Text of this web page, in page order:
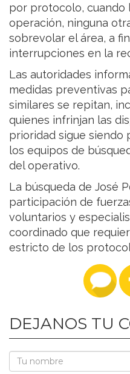
por protocolo, cuando
operación, ninguna
sobrevolar el área, a
interrupciones en la
Las autoridades
medidas preventivas
similares se repitan,
quienes infrinjan las
prioridad sigue siendo
los equipos de
del operativo.
La búsqueda de José
participación de
voluntarios y
coordinado que
estricto de los
DEJANOS TU